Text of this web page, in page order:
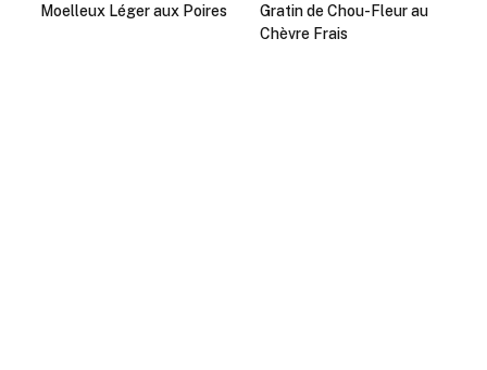
Moelleux Léger aux Poires
Gratin de Chou-Fleur au
Chèvre Frais